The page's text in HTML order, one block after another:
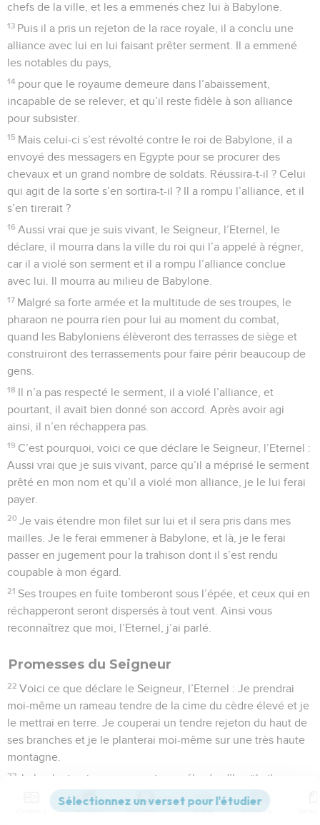
chefs de la ville, et les a emmenés chez lui à Babylone.
13 Puis il a pris un rejeton de la race royale, il a conclu une
alliance avec lui en lui faisant prêter serment. Il a emmené
les notables du pays,
14 pour que le royaume demeure dans l’abaissement,
incapable de se relever, et qu’il reste fidèle à son alliance
pour subsister.
15 Mais celui-ci s’est révolté contre le roi de Babylone, il a
envoyé des messagers en Egypte pour se procurer des
chevaux et un grand nombre de soldats. Réussira-t-il ? Celui
qui agit de la sorte s’en sortira-t-il ? Il a rompu l’alliance, et il
s’en tirerait ?
16 Aussi vrai que je suis vivant, le Seigneur, l’Eternel, le
déclare, il mourra dans la ville du roi qui l’a appelé à régner,
car il a violé son serment et il a rompu l’alliance conclue
avec lui. Il mourra au milieu de Babylone.
17 Malgré sa forte armée et la multitude de ses troupes, le
pharaon ne pourra rien pour lui au moment du combat,
quand les Babyloniens élèveront des terrasses de siège et
construiront des terrassements pour faire périr beaucoup de
gens.
18 Il n’a pas respecté le serment, il a violé l’alliance, et
pourtant, il avait bien donné son accord. Après avoir agi
ainsi, il n’en réchappera pas.
19 C’est pourquoi, voici ce que déclare le Seigneur, l’Eternel :
Aussi vrai que je suis vivant, parce qu’il a méprisé le serment
prêté en mon nom et qu’il a violé mon alliance, je le lui ferai
payer.
20 Je vais étendre mon filet sur lui et il sera pris dans mes
mailles. Je le ferai emmener à Babylone, et là, je le ferai
passer en jugement pour la trahison dont il s’est rendu
coupable à mon égard.
21 Ses troupes en fuite tomberont sous l’épée, et ceux qui en
réchapperont seront dispersés à tout vent. Ainsi vous
reconnaîtrez que moi, l’Eternel, j’ai parlé.
Promesses du Seigneur
22 Voici ce que déclare le Seigneur, l’Eternel : Je prendrai
moi-même un rameau tendre de la cime du cèdre élevé et je
le mettrai en terre. Je couperai un tendre rejeton du haut de
ses branches et je le planterai moi-même sur une très haute
montagne.
23
Je le planterai sur une montagne élevée d’Israël ; il
étendra ses branches et portera du fruit, et il deviendra un
cèdre magnifique ; toutes sortes d’oiseaux habiteront dans
Versions Commentaires Strong